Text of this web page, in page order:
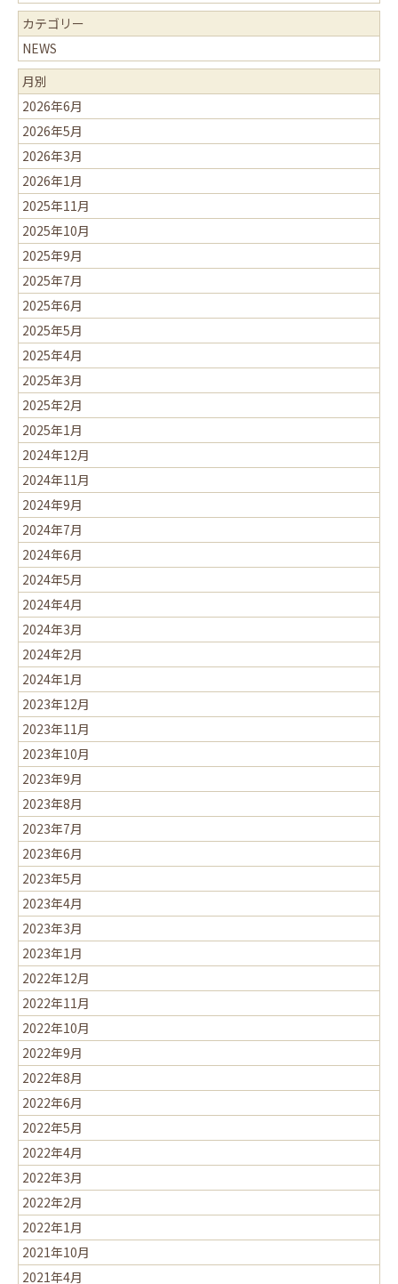
カテゴリー
NEWS
月別
2026年6月
2026年5月
2026年3月
2026年1月
2025年11月
2025年10月
2025年9月
2025年7月
2025年6月
2025年5月
2025年4月
2025年3月
2025年2月
2025年1月
2024年12月
2024年11月
2024年9月
2024年7月
2024年6月
2024年5月
2024年4月
2024年3月
2024年2月
2024年1月
2023年12月
2023年11月
2023年10月
2023年9月
2023年8月
2023年7月
2023年6月
2023年5月
2023年4月
2023年3月
2023年1月
2022年12月
2022年11月
2022年10月
2022年9月
2022年8月
2022年6月
2022年5月
2022年4月
2022年3月
2022年2月
2022年1月
2021年10月
2021年4月